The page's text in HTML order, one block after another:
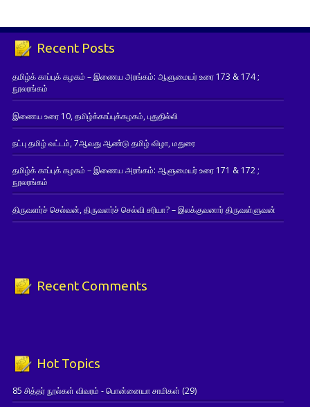
Recent Posts
தமிழ்க் காப்புக் கழகம் – இணைய அரங்கம்: ஆளுமையர் உரை 173 & 174 ;
நூலரங்கம்
இணைய உரை 10, தமிழ்க்காப்புக்கழகம், புதுதில்லி
நட்பு தமிழ் வட்டம், 7ஆவது ஆண்டு தமிழ் விழா, மதுரை
தமிழ்க் காப்புக் கழகம் – இணைய அரங்கம்: ஆளுமையர் உரை 171 & 172 ;
நூலரங்கம்
திருவளர்ச் செல்வன், திருவளர்ச் செல்வி சரியா? – இலக்குவனார் திருவள்ளுவன்
Recent Comments
Hot Topics
85 சித்தர் நூல்கள் விவரம் - பொன்னையா சாமிகள் (29)